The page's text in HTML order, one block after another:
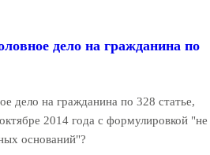
дело на гражданина по
дело на гражданина по 328 статье,
2014 года с формулировкой "не
оснований"?